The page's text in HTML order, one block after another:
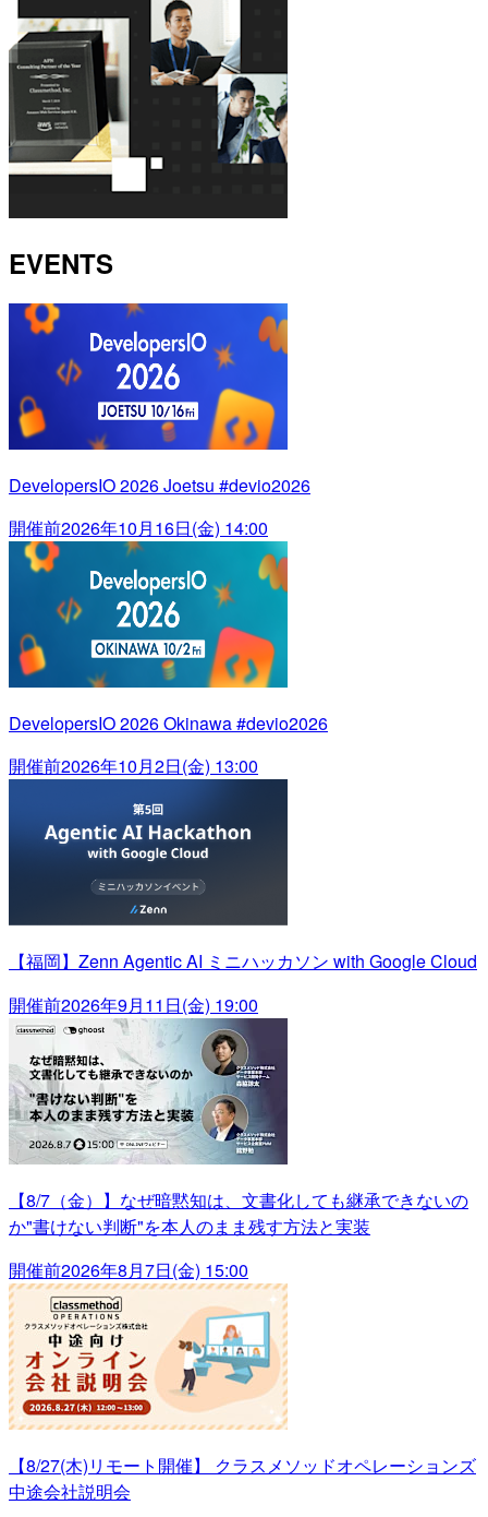
EVENTS
DevelopersIO 2026 Joetsu #devio2026
開催前2026年10月16日(金) 14:00
DevelopersIO 2026 Okinawa #devio2026
開催前2026年10月2日(金) 13:00
【福岡】Zenn Agentic AI ミニハッカソン with Google Cloud
開催前2026年9月11日(金) 19:00
【8/7（金）】なぜ暗黙知は、文書化しても継承できないの
か"書けない判断"を本人のまま残す方法と実装
開催前2026年8月7日(金) 15:00
【8/27(木)リモート開催】 クラスメソッドオペレーションズ
中途会社説明会